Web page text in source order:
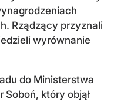
Rządzący przyznali
wyrównanie
do Ministerstwa
Soboń, który objął